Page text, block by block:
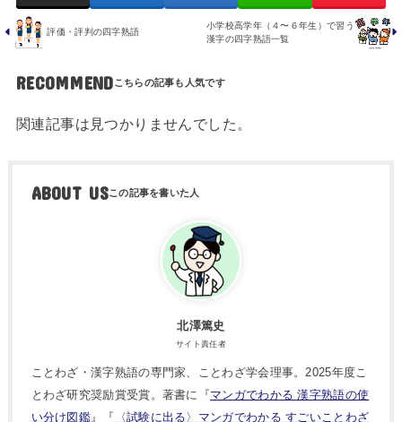
評価・評判の四字熟語
小学校高学年（４〜６年生）で習う
漢字の四字熟語一覧
RECOMMEND
関連記事は見つかりませんでした。
ABOUT US
北澤篤史
サイト責任者
ことわざ・漢字熟語の専門家、ことわざ学会理事。2025年度こ
とわざ研究奨励賞受賞。著書に『マンガでわかる 漢字熟語の使
い分け図鑑』『
〈試験に出る〉マンガでわかる すごいことわざ